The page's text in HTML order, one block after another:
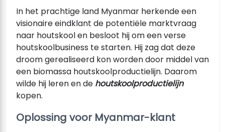
In het prachtige land Myanmar herkende een
visionaire eindklant de potentiële marktvraag
naar houtskool en besloot hij om een verse
houtskoolbusiness te starten. Hij zag dat deze
droom gerealiseerd kon worden door middel van
een biomassa houtskoolproductielijn. Daarom
wilde hij leren en de houtskoolproductielijn
kopen.
Oplossing voor Myanmar-klant